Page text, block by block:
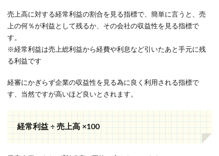
売上高に対する経常利益の割合を見る指標で、簡単に言うと、売
上の何％が利益として残るか、その会社の収益性を見る指標で
す。
※経常利益は売上総利益から経費や利息など引いたあと手元に残
る利益です
経審にかぎらず企業の収益性を見る為に良く利用される指標で
す、当然ですが高いほど良いとされます。
経常利益 ÷ 売上高 ×100